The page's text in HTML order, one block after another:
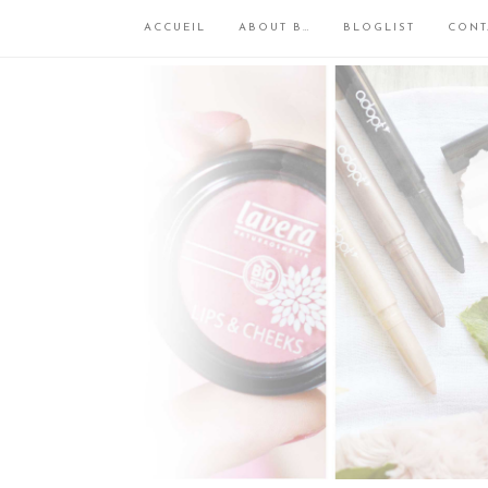
ACCUEIL ABOUT B… BLOGLIST